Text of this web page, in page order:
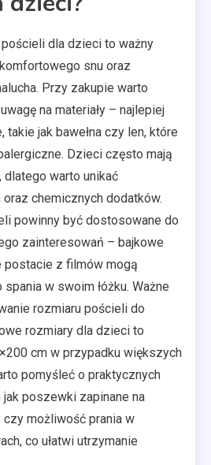
dla dzieci to ważny
snu oraz
Przy zakupie warto
na materiały – najlepiej
takie jak bawełna czy len, które
Dzieci często mają
dlatego warto unikać
chemicznych dodatków.
powinny być dostosowane do
zainteresowań – bajkowe
postacie z filmów mogą
spania w swoim łóżku. Ważne
rozmiaru pościeli do
rozmiary dla dzieci to
cm w przypadku większych
pomyśleć o praktycznych
poszewki zapinane na
czy możliwość prania w
co ułatwi utrzymanie